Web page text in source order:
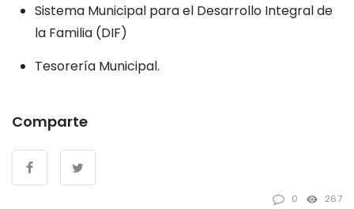
Sistema Municipal para el Desarrollo Integral de
la Familia (DIF)
Tesorería Municipal.
Comparte
0 267